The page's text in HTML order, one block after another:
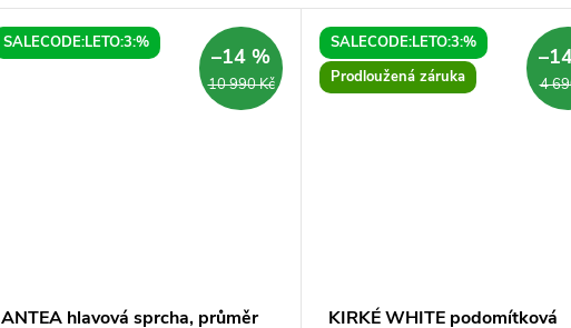
SALECODE:LETO:3:%
10 990 Kč
–14 %
ANTEA hlavová sprcha, průměr
SALECODE:LETO:3:%
Prodloužená záruka
4
KIRKÉ WHITE podomítková